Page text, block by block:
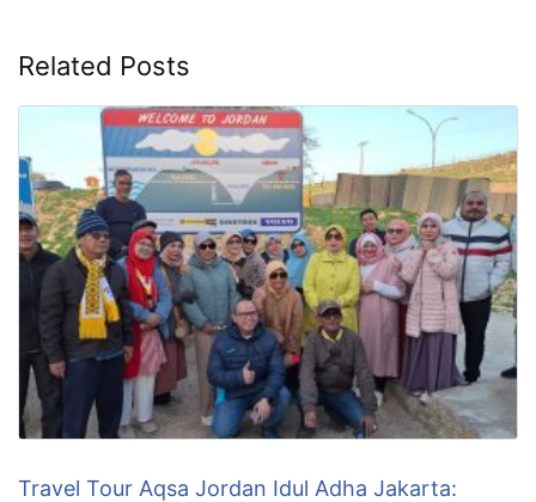
Related Posts
Travel Tour Aqsa Jordan Idul Adha Jakarta: